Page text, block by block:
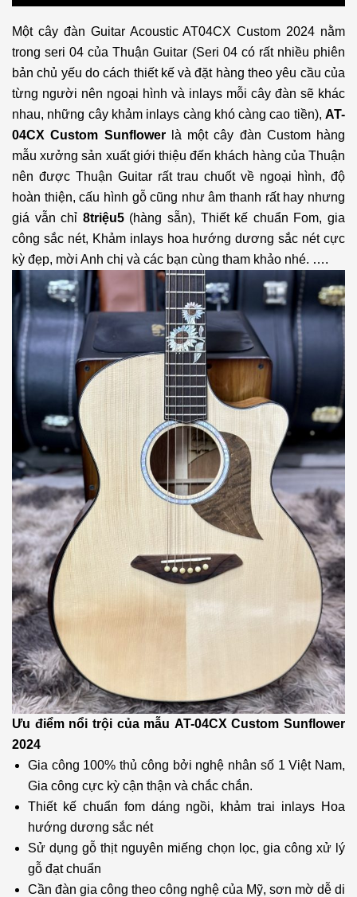
Một cây đàn Guitar Acoustic AT04CX Custom 2024 nằm
trong seri 04 của Thuận Guitar (Seri 04 có rất nhiều phiên
bản chủ yếu do cách thiết kế và đặt hàng theo yêu cầu của
từng người nên ngoại hình và inlays mỗi cây đàn sẽ khác
nhau, những cây khảm inlays càng khó càng cao tiền), AT-
04CX Custom Sunflowerlà một cây đàn Custom hàng
mẫu xưởng sản xuất giới thiệu đến khách hàng của Thuận
nên được Thuận Guitar rất trau chuốt về ngoại hình, độ
hoàn thiện, cấu hình gỗ cũng như âm thanh rất hay nhưng
giá vẫn chỉ 8triệu5(hàng sẵn), Thiết kế chuẩn Fom, gia
công sắc nét, Khảm inlays hoa hướng dương sắc nét cực
kỳ đẹp, mời Anh chị và các bạn cùng tham khảo nhé. ….
Ưu điểm nổi trội của mẫu AT-04CX Custom Sunflower
2024
Gia công 100% thủ công bởi nghệ nhân số 1 Việt Nam,
Gia công cực kỳ cận thận và chắc chắn.
Thiết kế chuẩn fom dáng ngồi, khảm trai inlays Hoa
hướng dương sắc nét
Sử dụng gỗ thịt nguyên miếng chọn lọc, gia công xử lý
gỗ đạt chuẩn
Cần đàn gia công theo công nghệ của Mỹ, sơn mờ dễ di